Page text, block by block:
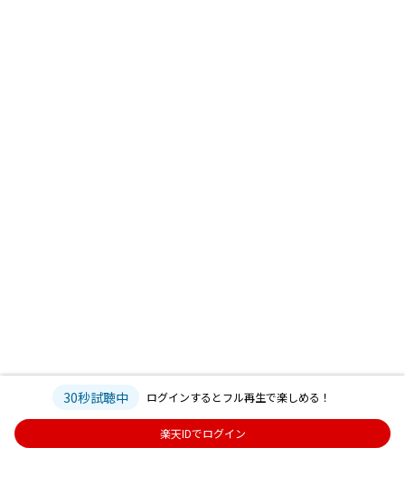
30秒試聴中 ログインするとフル再生で楽しめる！
楽天IDでログイン